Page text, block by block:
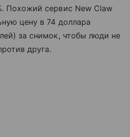
Похожий сервис New Claw
цену в 74 доллара
за снимок, чтобы люди не
друга.